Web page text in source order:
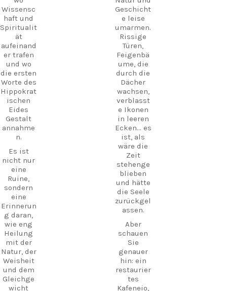
der Luft
und
schafft
eine
magische
Atmosphä
re, wie
man sie
sonst
nirgendw
o auf Kos
findet.
Schlender
n Sie
durch die
Ruinen,
besuchen
Sie das
kleine
Museum
und
erleben
Sie
authentis
che
Inselgastf
reundsch
aft an
einem Ort,
an dem
Geschicht
e und
Folge
uns und
plane
noch
heute
dein
nächstes
Abenteuer
!
#Kos
#VisitKos
#KosIslan
d
#GreekIsl
ands
#TravelGr
eece
Entdecke
Kos
Verborgen
eSchätze
Strandleb
en
Insellebe
n
Reiseführ
er
UrlaubInG
riechenla
nd
CarpeDie
Wissensc
haft und
Spiritualit
ät
aufeinand
er trafen
und wo
die ersten
Worte des
Hippokrat
ischen
Eides
Gestalt
annahme
n.
Es ist
nicht nur
eine
Ruine,
sondern
eine
Erinnerun
g daran,
wie eng
Heilung
mit der
Natur, der
Weisheit
und dem
Gleichge
wicht
Geschicht
e leise
umarmen.
Rissige
Türen,
Feigenbä
ume, die
durch die
Dächer
wachsen,
verblasst
e Ikonen
in leeren
Ecken... es
ist, als
wäre die
Zeit
stehenge
blieben
und hätte
die Seele
zurückgel
assen.
Aber
schauen
Sie
genauer
hin: ein
restaurier
tes
Kafeneio,